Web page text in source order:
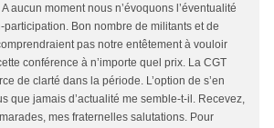
aucun moment nous n’évoquons l’éventualité
participation. Bon nombre de militants et de
pas notre entêtement à vouloir
conférence à n’importe quel prix. La CGT
de clarté dans la période. L’option de s’en
que jamais d’actualité me semble-t-il. Recevez,
mes fraternelles salutations. Pour